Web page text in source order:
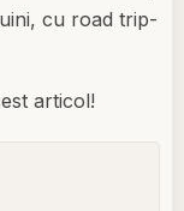
cu road trip-
articol!